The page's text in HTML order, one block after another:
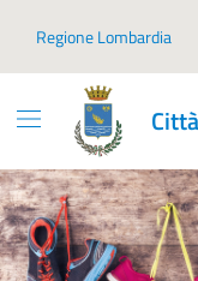
Regione Lombardia